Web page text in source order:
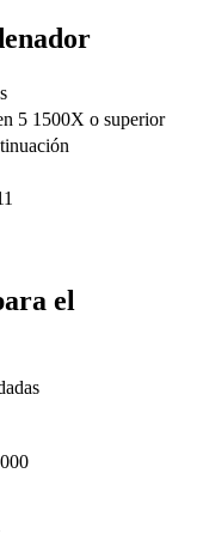
5 1500X o superior
el